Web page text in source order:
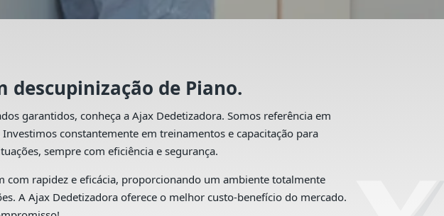
descupinização de Piano.
garantidos, conheça a Ajax Dedetizadora. Somos referência em
constantemente em treinamentos e capacitação para
sempre com eficiência e segurança.
rapidez e eficácia, proporcionando um ambiente totalmente
A Ajax Dedetizadora oferece o melhor custo-benefício do mercado.